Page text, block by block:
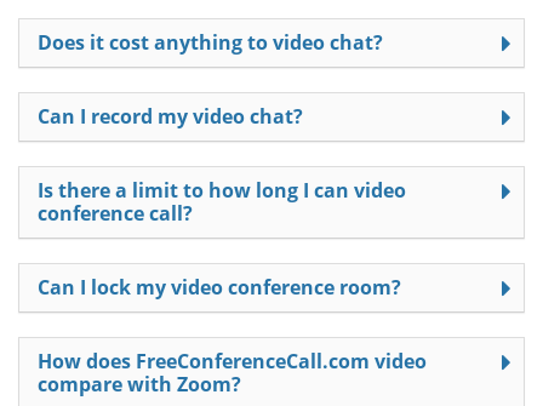
Does it cost anything to video chat?
Can I record my video chat?
Is there a limit to how long I can video
conference call?
Can I lock my video conference room?
How does FreeConferenceCall.com video
compare with Zoom?